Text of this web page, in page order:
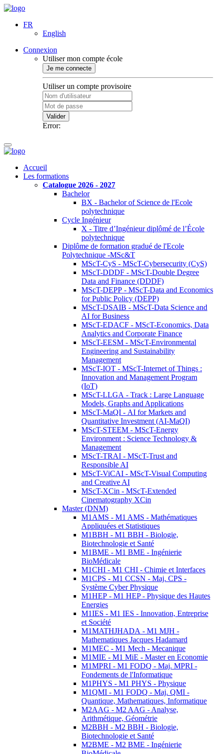
FR
English
Connexion
Utiliser mon compte école
Je me connecte
Utiliser un compte provisoire
Valider
Error:
Accueil
Les formations
Catalogue 2026 - 2027
Bachelor
BX - Bachelor of Science de l'Ecole
polytechnique
Cycle Ingénieur
X - Titre d’Ingénieur diplômé de l’École
polytechnique
Diplôme de formation gradué de l'Ecole
Polytechnique -MSc&T
MScT-CyS - MScT-Cybersecurity (CyS)
MScT-DDDF - MScT-Double Degree
Data and Finance (DDDF)
MScT-DEPP - MScT-Data and Economics
for Public Policy (DEPP)
MScT-DSAIB - MScT-Data Science and
AI for Business
MScT-EDACF - MScT-Economics, Data
Analytics and Corporate Finance
MScT-EESM - MScT-Environmental
Engineering and Sustainability
Management
MScT-IOT - MScT-Internet of Things :
Innovation and Management Program
(IoT)
MScT-LLGA - Track : Large Language
Models, Graphs and Applications
MScT-MaQI - AI for Markets and
Quantitative Investment (AI-MaQI)
MScT-STEEM - MScT-Energy
Environment : Science Technology &
Management
MScT-TRAI - MScT-Trust and
Responsible AI
MScT-ViCAI - MScT-Visual Computing
and Creative AI
MScT-XCin - MScT-Extended
Cinematography XCin
Master (DNM)
M1AMS - M1 AMS - Mathématiques
Appliquées et Statistiques
M1BBH - M1 BBH - Biologie,
Biotechnologie et Santé
M1BME - M1 BME - Ingénierie
BioMédicale
M1CHI - M1 CHI - Chimie et Interfaces
M1CPS - M1 CCSN - Maj. CPS -
Système Cyber Physique
M1HEP - M1 HEP - Physique des Hautes
Energies
M1IES - M1 IES - Innovation, Entreprise
et Société
M1MATHJHADA - M1 MJH -
Mathematiques Jacques Hadamard
M1MEC - M1 Mech - Mecanique
M1MIE - M1 MiE - Master en Economie
M1MPRI - M1 FODQ - Maj. MPRI -
Fondements de l'Informatique
M1PHYS - M1 PHYS - Physique
M1QMI - M1 FODQ - Maj. QMI -
Quantique, Mathematiques, Informatique
M2AAG - M2 AAG - Analyse,
Arithmétique, Géométrie
M2BBH - M2 BBH - Biologie,
Biotechnologie et Santé
M2BME - M2 BME - Ingénierie